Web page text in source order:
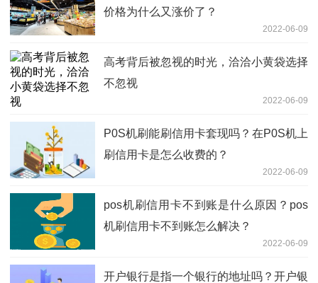
价格为什么又涨价了？
2022-06-09
高考背后被忽视的时光，洽洽小黄袋选择
不忽视
2022-06-09
P0S机刷能刷信用卡套现吗？在P0S机上
刷信用卡是怎么收费的？
2022-06-09
pos机刷信用卡不到账是什么原因？pos
机刷信用卡不到账怎么解决？
2022-06-09
开户银行是指一个银行的地址吗？开户银